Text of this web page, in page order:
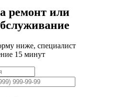
ремонт или
ниже, специалист
15 минут